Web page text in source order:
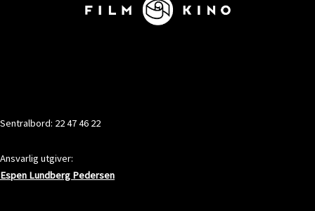
Sentralbord: 22 47 46 22
Ansvarlig utgiver:
Espen Lundberg Pedersen